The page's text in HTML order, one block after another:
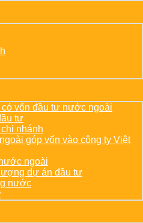
vốn đầu tư nước ngoài
tư
nhánh
góp vốn vào công ty Việt
ngoài
dự án đầu tư
nước